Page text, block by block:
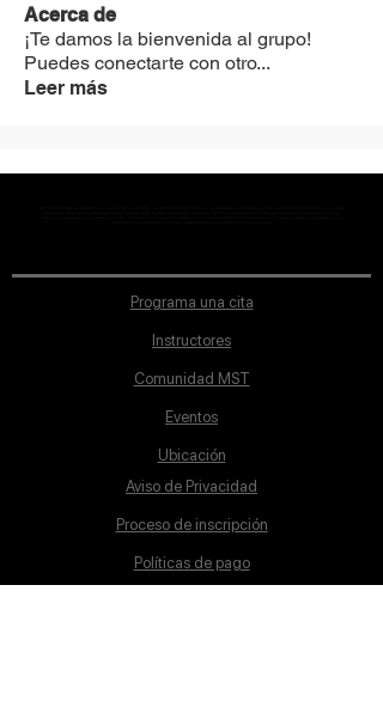
Acerca de
¡Te damos la bienvenida al grupo!
Puedes conectarte con otro...
Leer más
Programa una cita
Instructores
Comunidad MST
Eventos
Ubicación
Aviso de Privacidad
Proceso de inscripción
Políticas de pago